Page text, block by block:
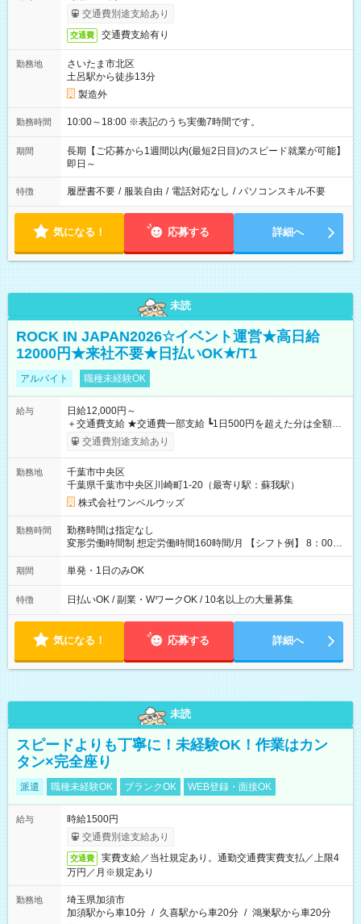
交通費別途支給あり
交通費 交通費支給有り
勤務地
さいたま市北区
土呂駅から徒歩13分
製造外
勤務時間 10:00～18:00 ※表記のうち実働7時間です。
期間
長期【ご応募から1週間以内(最短2日目)のスピード就業が可能】
即日～
特徴 履歴書不要 / 服装自由 / 電話対応なし / パソコンスキル不要
気になる！ 応募する 詳細へ
未読
ROCK IN JAPAN2026☆イベント運営★高日給
12000円★来社不要★日払いOK★/T1
アルバイト 職種未経験OK
給与
日給12,000円～
＋交通費支給 ★交通費一部支給 ┗1日500円を超えた分は全額支
給！ ※往復500円以内の方は自己負担となります ★日払いOK！
（規定あり） ┗働いたその日に現金GET♪ お仕事後はコンビニ
なし
交通費別途支給あり
勤務地
千葉市中央区
千葉県千葉市中央区川崎町1-20（最寄り駅：蘇我駅）
株式会社ワンベルウッズ
勤務時間
勤務時間は指定なし
変形労働時間制 想定労働時間160時間/月 【シフト例】 8：00～
17：00 9：00～19：00 10：00～20：00 10：30～19：30
期間 単発・1日のみOK
特徴 日払いOK / 副業・WワークOK / 10名以上の大量募集
気になる！ 応募する 詳細へ
未読
スピードよりも丁寧に！未経験OK！作業はカン
タン×完全座り
派遣 職種未経験OK ブランクOK WEB登録・面接OK
給与
時給1500円
交通費別途支給あり
交通費
実費支給／当社規定あり。通勤交通費実費支払／上限4
万円／月※規定あり
勤務地
埼玉県加須市
加須駅から車10分 / 久喜駅から車20分 / 鴻巣駅から車20分